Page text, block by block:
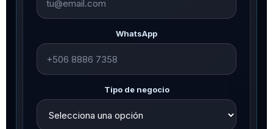
WhatsApp
Tipo de negocio